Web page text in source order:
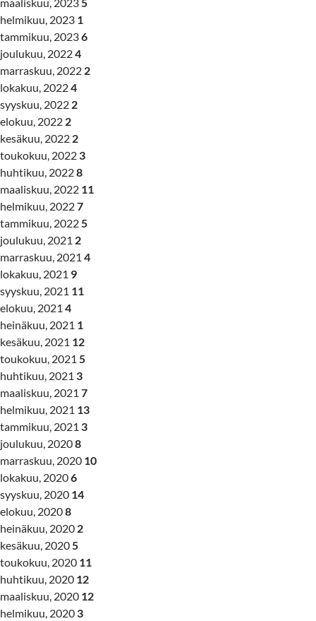
helmikuu, 2023 1
tammikuu, 20236
joulukuu, 20224
marraskuu, 2022 2
lokakuu, 20224
syyskuu, 2022 2
elokuu, 2022 2
kesäkuu, 2022 2
toukokuu, 2022 3
huhtikuu, 20228
maaliskuu, 2022 11
helmikuu, 20227
tammikuu, 20225
joulukuu, 2021 2
marraskuu, 2021 4
lokakuu, 2021 9
syyskuu, 2021 11
elokuu, 2021 4
heinäkuu, 2021 1
kesäkuu, 2021 12
toukokuu, 2021 5
huhtikuu, 2021 3
maaliskuu, 2021 7
helmikuu, 2021 13
tammikuu, 2021 3
joulukuu, 20208
marraskuu, 2020 10
lokakuu, 20206
syyskuu, 2020 14
elokuu, 20208
heinäkuu, 2020 2
kesäkuu, 20205
toukokuu, 2020 11
huhtikuu, 2020 12
maaliskuu, 2020 12
helmikuu, 2020 3